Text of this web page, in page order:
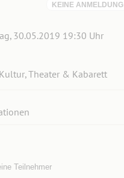
KEINE ANMELDUNG
30.05.2019 19:30 Uhr
Theater & Kabarett
Teilnehmer